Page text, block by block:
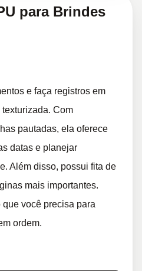
para Brindes
e faça registros em
Com
pautadas, ela oferece
datas e planejar
Além disso, possui fita de
mais importantes.
você precisa para
ordem.